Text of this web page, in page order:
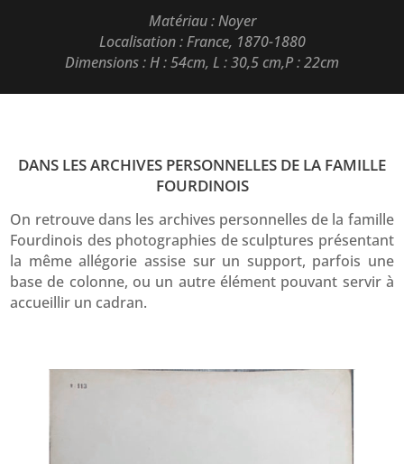
Matériau : Noyer
Localisation : France, 1870-1880
Dimensions : H : 54cm, L : 30,5 cm,P : 22cm
DANS LES ARCHIVES PERSONNELLES DE LA FAMILLE
FOURDINOIS
On retrouve dans les archives personnelles de la famille
Fourdinois des photographies de sculptures présentant
la même allégorie assise sur un support, parfois une
base de colonne, ou un autre élément pouvant servir à
accueillir un cadran.